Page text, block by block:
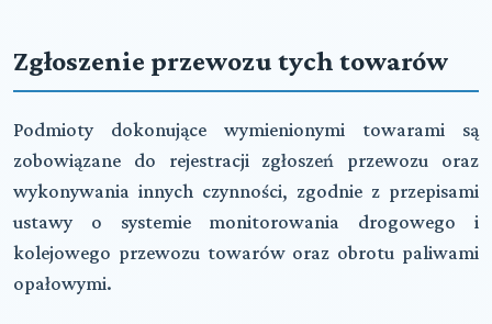
Zgłoszenie przewozu tych towarów
Podmioty dokonujące wymienionymi towarami są
zobowiązane do rejestracji zgłoszeń przewozu oraz
wykonywania innych czynności, zgodnie z przepisami
ustawy o systemie monitorowania drogowego i
kolejowego przewozu towarów oraz obrotu paliwami
opałowymi.